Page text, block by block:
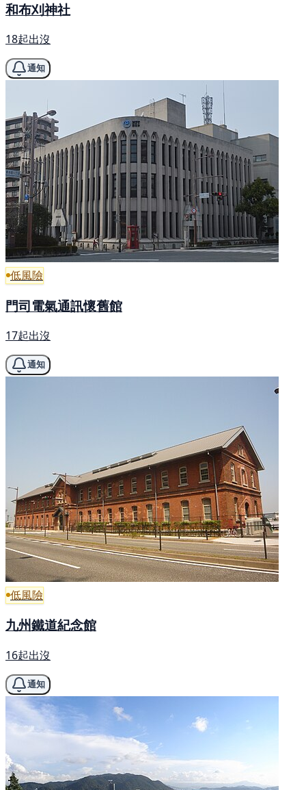
和布刈神社
18起出沒
通知
低風險
門司電氣通訊懷舊館
17起出沒
通知
低風險
九州鐵道紀念館
16起出沒
通知